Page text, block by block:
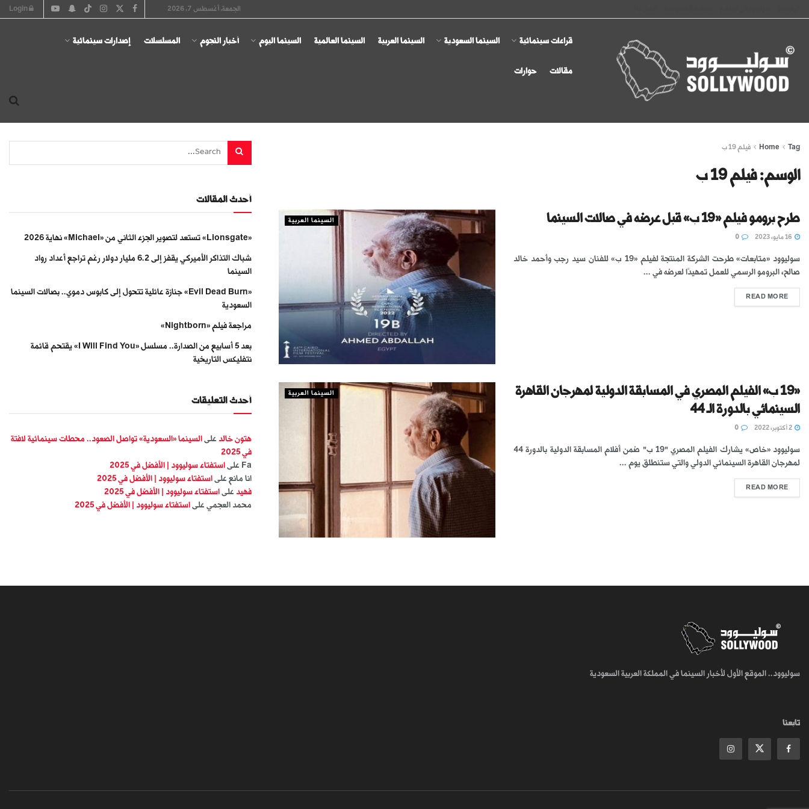
الجمعة, أغسطس 7, 2026
قراءات سينمائية السينما السعودية السينما العربية السينما العالمية السينما اليوم أخبار النجوم المسلسلات إصدارات سينمائية
مقالات حوارات
Home Tag فيلم 19 ب
الوسم:فيلم 19 ب
السينما العربية طرح برومو فيلم «19 ب» قبل عرضه في صالات السينما
سوليوود «متابعات» طرحت الشركة المنتجة لفيلم «19 ب» للفنان سيد رجب وأحمد خالد
صالح، البرومو الرسمي للعمل تمهيدًا لعرضه في ...
READ MORE
السينما العربية
«19 ب» الفيلم المصري في المسابقة الدولية لمهرجان القاهرة
السينمائي بالدورة الـ 44
سوليوود «خاص» يشارك الفيلم المصري "19 ب" ضمن أفلام المسابقة الدولية بالدورة 44
لمهرجان القاهرة السينمائي الدولي والتي ستنطلق يوم ...
READ MORE
أحدث المقالات
«Lionsgate» تستعد لتصوير الجزء الثاني من «Michael» نهاية 2026
شباك التذاكر الأميركي يقفز إلى 6.2 مليار دولار رغم تراجع أعداد رواد
السينما
«Evil Dead Burn» جنازة عائلية تتحول إلى كابوس دموي.. بصالات السينما
السعودية
مراجعة فيلم «Nightborn»
بعد 5 أسابيع من الصدارة.. مسلسل «I Will Find You» يقتحم قائمة
نتفليكس التاريخية
أحدث التعليقات
هتون خالد على السينما «السعودية» تواصل الصعود.. محطات سينمائية لافتة
في 2025
Fa على استفتاء سوليوود | الأفضل في 2025
انا مانع على استفتاء سوليوود | الأفضل في 2025
فهيد على استفتاء سوليوود | الأفضل في 2025
محمد العجمي على استفتاء سوليوود | الأفضل في 2025
سوليوود.. الموقع الأول لأخبار السينما في المملكة العربية السعودية
تابعنا